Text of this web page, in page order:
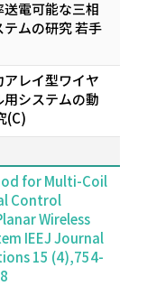
電可能な三相
ムの研究 若手
レイ型ワイヤ
用システムの動
(C)
for Multi-Coil
Control
Wireless
IEEJ Journal
15 (4),754-